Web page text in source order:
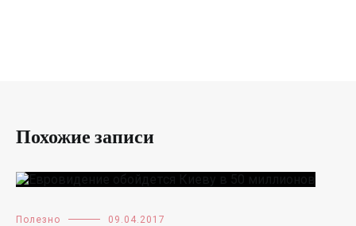
Похожие записи
Полезно 09.04.2017